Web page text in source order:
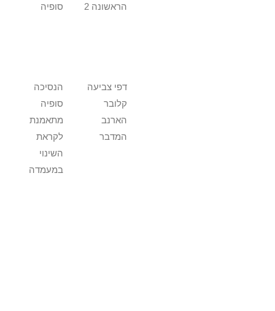
סופיה
הראשונה 2
הנסיכה
סופיה
מתאמנת
לקראת
השינוי
במעמדה
דפי צביעה
קלובר
הארנב
המדבר